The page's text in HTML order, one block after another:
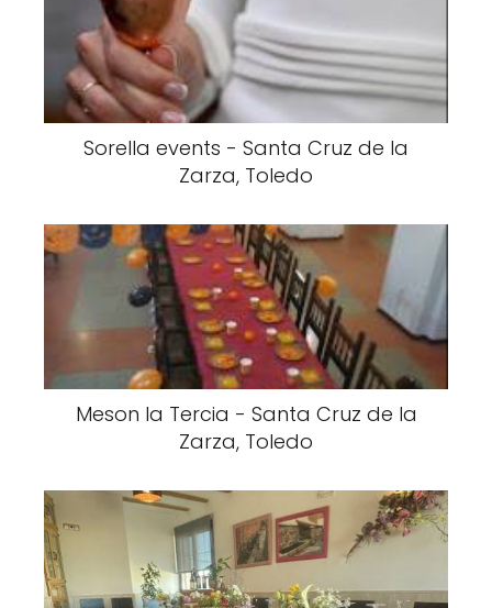
Sorella events - Santa Cruz de la
Zarza, Toledo
Meson la Tercia - Santa Cruz de la
Zarza, Toledo